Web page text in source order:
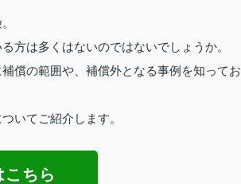
方は多くはないのではないでしょうか。
償の範囲や、補償外となる事例を知ってお
いてご紹介します。
ちら